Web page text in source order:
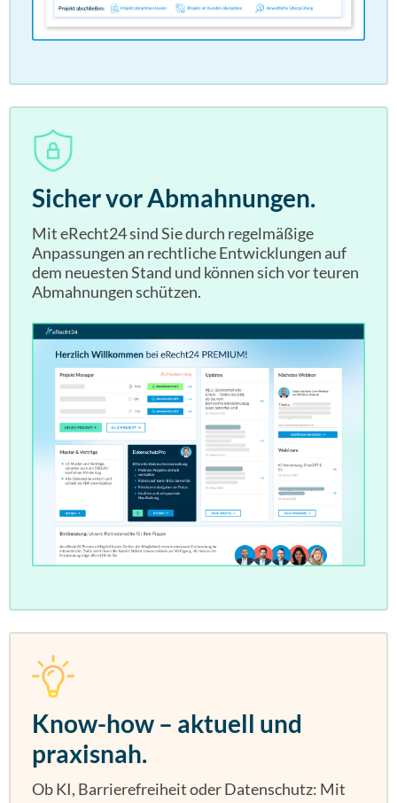
Sicher vor Abmahnungen.
Mit eRecht24 sind Sie durch regelmäßige
Anpassungen an rechtliche Entwicklungen auf
dem neuesten Stand und können sich vor teuren
Abmahnungen schützen.
Know-how – aktuell und
praxisnah.
Ob KI, Barrierefreiheit oder Datenschutz: Mit